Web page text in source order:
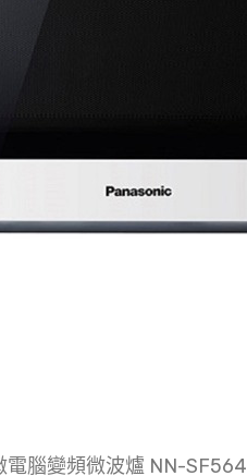
電腦變頻微波爐 NN-SF564